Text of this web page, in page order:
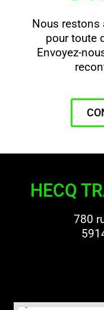
Nous restons
pour toute
Envoyez-
HECQ
780